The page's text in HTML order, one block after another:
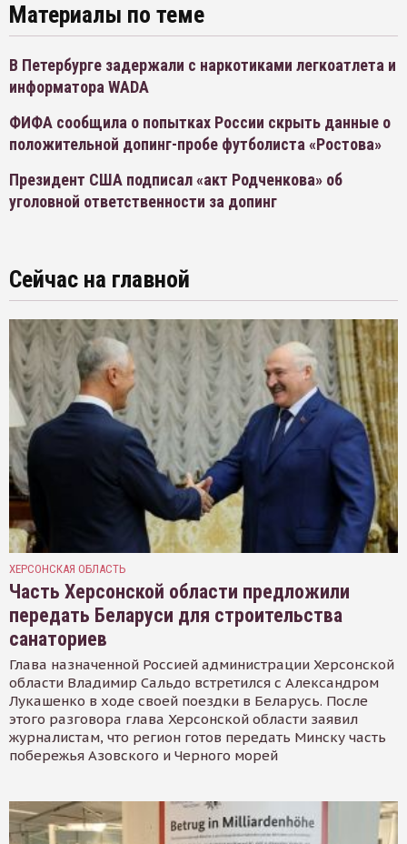
Материалы по теме
В Петербурге задержали с наркотиками легкоатлета и
информатора WADA
ФИФА сообщила о попытках России скрыть данные о
положительной допинг-пробе футболиста «Ростова»
Президент США подписал «акт Родченкова» об
уголовной ответственности за допинг
Сейчас на главной
ХЕРСОНСКАЯ ОБЛАСТЬ
Часть Херсонской области предложили
передать Беларуси для строительства
санаториев
Глава назначенной Россией администрации Херсонской
области Владимир Сальдо встретился с Александром
Лукашенко в ходе своей поездки в Беларусь. После
этого разговора глава Херсонской области заявил
журналистам, что регион готов передать Минску часть
побережья Азовского и Черного морей